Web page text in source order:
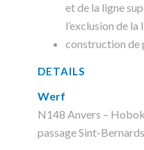
et de la ligne
l’exclusion de
construction de
DETAILS
Werf
N148 Anvers –
passage Sint-